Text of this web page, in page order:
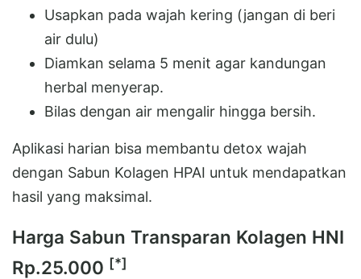
Usapkan pada wajah kering (jangan di beri
air dulu)
Diamkan selama 5 menit agar kandungan
herbal menyerap.
Bilas dengan air mengalir hingga bersih.
Aplikasi harian bisa membantu detox wajah
dengan Sabun Kolagen HPAI untuk mendapatkan
hasil yang maksimal.
Harga Sabun Transparan Kolagen HNI
Rp.25.000 [*]